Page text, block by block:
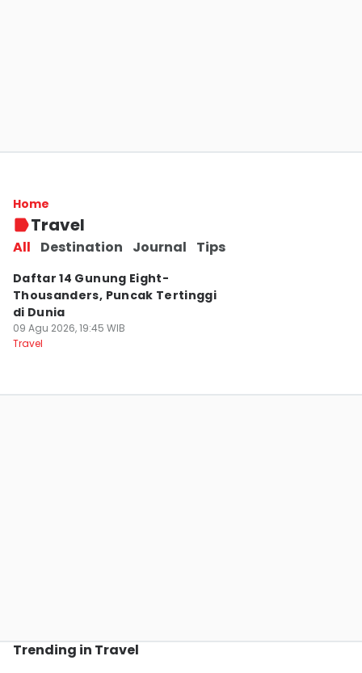
Home
Travel
All Destination Journal Tips
Dikunjungi Pertama Kali
Travel
Daftar 14 Gunung Eight-
Thousanders, Puncak Tertinggi
di Dunia
09 Agu 2026, 19:45 WIB
Travel
Trending in Travel